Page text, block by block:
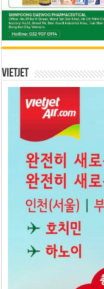
Vietjet